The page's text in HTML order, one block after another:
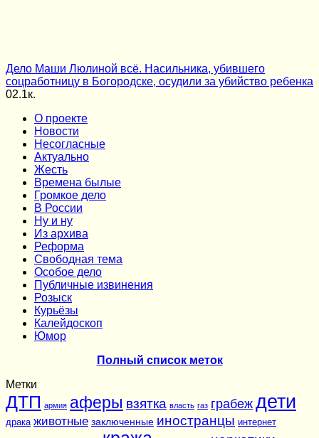
Дело Маши Люлиной всё. Насильника, убившего
соцработницу в Богородске, осудили за убийство ребенка
02.1к.
О проекте
Новости
Несогласные
Актуально
Жесть
Времена былые
Громкое дело
В России
Ну и ну
Из архива
Реформа
Cвободная тема
Особое дело
Публичные извинения
Розыск
Курьёзы
Калейдоскоп
Юмор
Полный список меток
Метки
ДТП армия аферы взятка власть газ грабеж дети
драка животные заключенные иностранцы интернет